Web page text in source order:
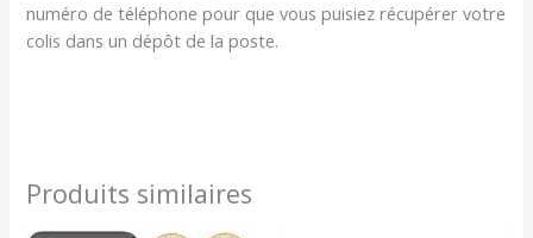
numéro de téléphone pour que vous puisiez récupérer votre
colis dans un dépôt de la poste.
Produits similaires